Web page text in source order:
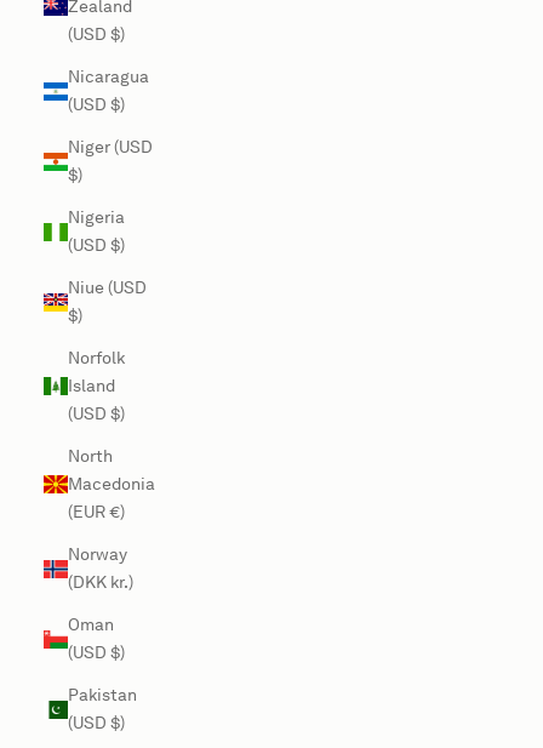
Zealand
(USD $)
Nicaragua
(USD $)
Niger (USD
$)
Nigeria
(USD $)
Niue (USD
$)
Norfolk
Island
(USD $)
North
Macedonia
(EUR €)
Norway
(DKK kr.)
Oman
(USD $)
Pakistan
(USD $)